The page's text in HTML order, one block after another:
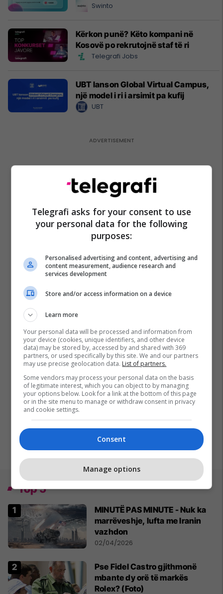
Swinto
Kërkon punë? Këto kompani në
Kosovë po rekrutojnë staf të ri
Telegrafi Jobs
UBT lanson Global Virtual Campus,
një model i ri i arsimit pa kufij
UBT
Top 5
MINUTË PAS MINUTE - Nuk ka
marrëveshje, lufta me Iranin
vazhdon
02/04/2026
Pse Fidel Castro gjithmonë
mbante dy orë të markës
Rolex? (Foto)
Telegrafi asks for your consent to use
your personal data for the following
purposes:
Personalised advertising and content, advertising and
content measurement, audience research and
services development
Store and/or access information on a device
Learn more
Your personal data will be processed and information from
your device (cookies, unique identifiers, and other device
data) may be stored by, accessed by and shared with 369
partners, or used specifically by this site. We and our partners
may use precise geolocation data. List of partners.
Some vendors may process your personal data on the basis
of legitimate interest, which you can object to by managing
your options below. Look for a link at the bottom of this page
or in the site menu to manage or withdraw consent in privacy
and cookie settings.
Consent
Manage options